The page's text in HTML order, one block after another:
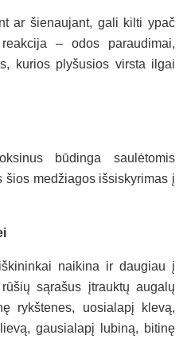
ar šienaujant, gali kilti ypač
– odos paraudimai,
kurios plyšusios virsta ilgai
būdinga saulėtomis
šios medžiagos išsiskyrimas į
naikina ir daugiau į
sąrašus įtrauktų augalų
rykštenes, uosialapį klevą,
gausialapį lubiną, bitinę